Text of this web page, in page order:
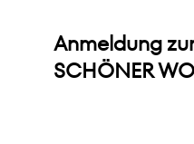
Anmeldung
SCHÖNER